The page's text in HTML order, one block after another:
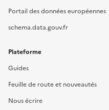
Portail des données européennes
schema.data.gouv.fr
Plateforme
Guides
Feuille de route et nouveautés
Nous écrire